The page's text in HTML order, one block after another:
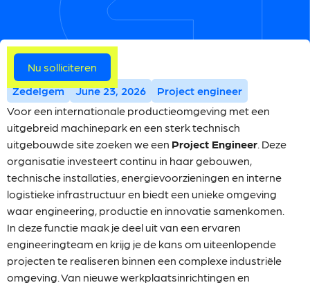
Meer vacatures
Zedelgem June 23, 2026
Project engineer
Voor een internationale productieomgeving met een
uitgebreid machinepark en een sterk technisch
uitgebouwde site zoeken we een Project Engineer. Deze
organisatie investeert continu in haar gebouwen,
technische installaties, energievoorzieningen en interne
logistieke infrastructuur en biedt een unieke omgeving
waar engineering, productie en innovatie samenkomen.
In deze functie maak je deel uit van een ervaren
engineeringteam en krijg je de kans om uiteenlopende
projecten te realiseren binnen een complexe industriële
omgeving. Van nieuwe werkplaatsinrichtingen en
Nu solliciteren